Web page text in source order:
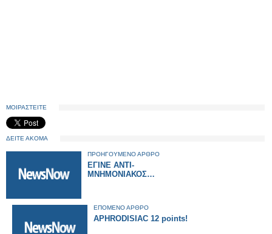
ΜΟΙΡΑΣΤΕΙΤΕ
ΔΕΙΤΕ ΑΚΟΜΑ
ΠΡΟΗΓΟΥΜΕΝΟ ΑΡΘΡΟ
ΕΓΙΝΕ ΑΝΤΙ-
ΜΝΗΜΟΝΙΑΚΟΣ…
ΕΠΟΜΕΝΟ ΑΡΘΡΟ
APHRODISIAC 12 points!